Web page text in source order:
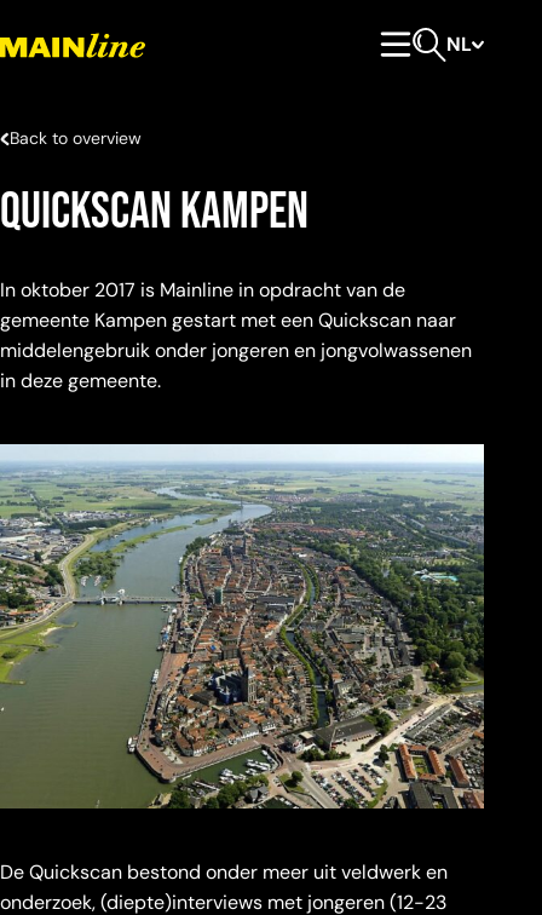
NL
Back to overview
Quickscan Kampen
In oktober 2017 is Mainline in opdracht van de
gemeente Kampen gestart met een Quickscan naar
middelengebruik onder jongeren en jongvolwassenen
in deze gemeente.
De Quickscan bestond onder meer uit veldwerk en
onderzoek, (diepte)interviews met jongeren (12-23